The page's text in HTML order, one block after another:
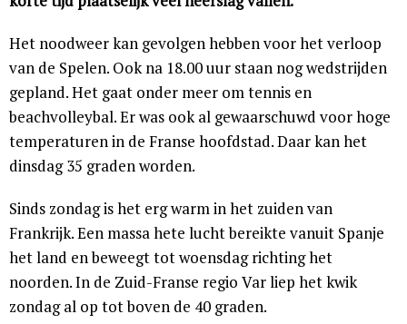
Het noodweer kan gevolgen hebben voor het verloop
van de Spelen. Ook na 18.00 uur staan nog wedstrijden
gepland. Het gaat onder meer om tennis en
beachvolleybal. Er was ook al gewaarschuwd voor hoge
temperaturen in de Franse hoofdstad. Daar kan het
dinsdag 35 graden worden.
Sinds zondag is het erg warm in het zuiden van
Frankrijk. Een massa hete lucht bereikte vanuit Spanje
het land en beweegt tot woensdag richting het
noorden. In de Zuid-Franse regio Var liep het kwik
zondag al op tot boven de 40 graden.